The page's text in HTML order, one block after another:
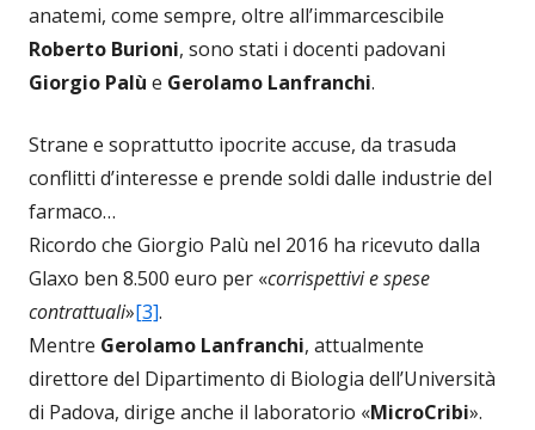
anatemi, come sempre, oltre all’immarcescibile
Roberto Burioni, sono stati i docenti padovani
Giorgio Palù e Gerolamo Lanfranchi.
Strane e soprattutto ipocrite accuse, da trasuda
conflitti d’interesse e prende soldi dalle industrie del
farmaco…
Ricordo che Giorgio Palù nel 2016 ha ricevuto dalla
Glaxo ben 8.500 euro per «corrispettivi e spese
contrattuali»[3].
Mentre Gerolamo Lanfranchi, attualmente
direttore del Dipartimento di Biologia dell’Università
di Padova, dirige anche il laboratorio «MicroCribi».